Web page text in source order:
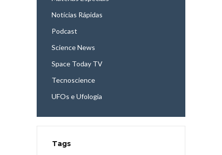
Notícias Rápidas
Podcast
Science News
Space Today TV
Tecnoscience
UFOs e Ufologia
Tags